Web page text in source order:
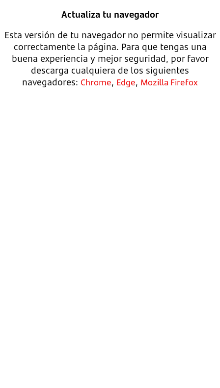
Actualiza tu navegador
Esta versión de tu navegador no permite visualizar
correctamente la página. Para que tengas una
buena experiencia y mejor seguridad, por favor
descarga cualquiera de los siguientes
navegadores: Chrome, Edge, Mozilla Firefox